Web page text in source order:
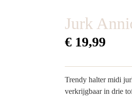
Jurk
€19,99
Trendy halter midi
verkrijgbaar in drie